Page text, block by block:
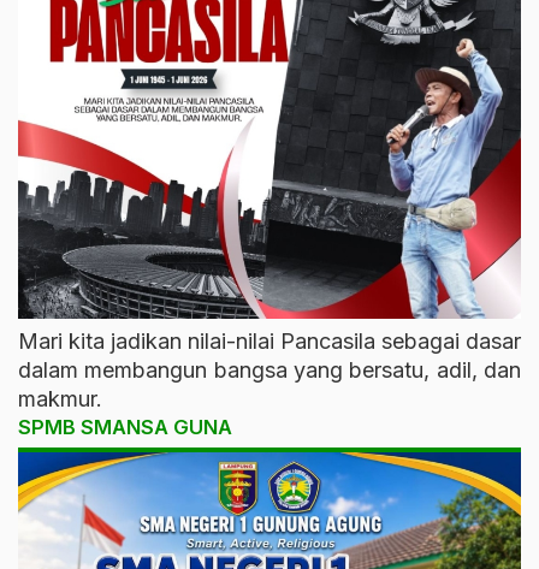
Mari kita jadikan nilai-nilai Pancasila sebagai dasar
dalam membangun bangsa yang bersatu, adil, dan
makmur.
SPMB SMANSA GUNA